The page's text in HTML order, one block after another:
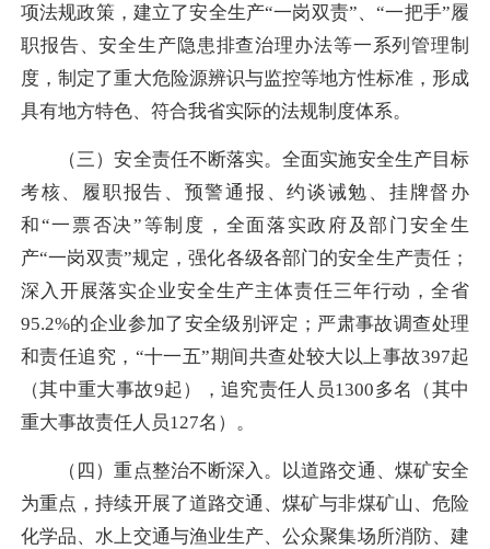
项法规政策，建立了安全生产“一岗双责”、“一把手”履
职报告、安全生产隐患排查治理办法等一系列管理制
度，制定了重大危险源辨识与监控等地方性标准，形成
具有地方特色、符合我省实际的法规制度体系。
（三）安全责任不断落实。全面实施安全生产目标
考核、履职报告、预警通报、约谈诫勉、挂牌督办
和“一票否决”等制度，全面落实政府及部门安全生
产“一岗双责”规定，强化各级各部门的安全生产责任；
深入开展落实企业安全生产主体责任三年行动，全省
95.2%的企业参加了安全级别评定；严肃事故调查处理
和责任追究，“十一五”期间共查处较大以上事故397起
（其中重大事故9起），追究责任人员1300多名（其中
重大事故责任人员127名）。
（四）重点整治不断深入。以道路交通、煤矿安全
为重点，持续开展了道路交通、煤矿与非煤矿山、危险
化学品、水上交通与渔业生产、公众聚集场所消防、建